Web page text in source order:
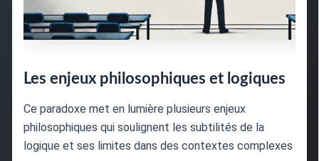
Les enjeux philosophiques et logiques
Ce paradoxe met en lumière plusieurs enjeux
philosophiques qui soulignent les subtilités de la
logique et ses limites dans des contextes complexes